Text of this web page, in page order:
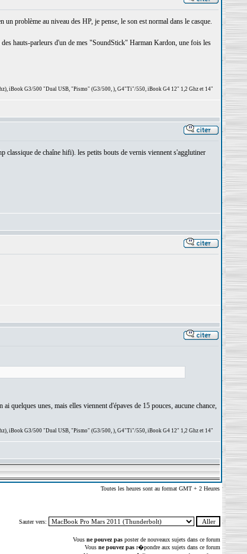
problème au niveau des HP, je pense, le son est normal dans le casque.
hauts-parleurs d'un de mes "SoundStick" Harman Kardon, une fois les
iBook G3/500 "Dual USB, "Pismo" (G3/500, ), G4"Ti"/550, iBook G4 12" 1,2 Ghz et 14"
classique de chaîne hifi). les petits bouts de vernis viennent s'agglutiner
quelques unes, mais elles viennent d'épaves de 15 pouces, aucune chance,
iBook G3/500 "Dual USB, "Pismo" (G3/500, ), G4"Ti"/550, iBook G4 12" 1,2 Ghz et 14"
Toutes les heures sont au format GMT + 2 Heures
Sauter vers:
Vous ne pouvez pasposter de nouveaux sujets dans ce forum
Vous ne pouvez pasr�pondre aux sujets dans ce forum